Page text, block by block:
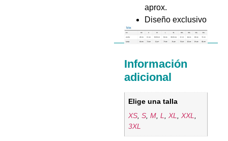
aprox.
Diseño exclusivo
Información
adicional
Elige una talla
XS,S,M,L,XL,XXL,
3XL